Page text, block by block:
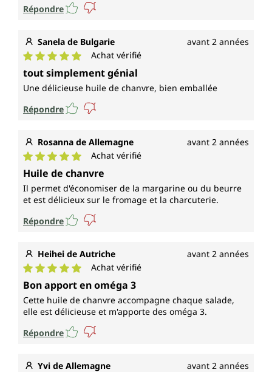
Répondre
Sanela de Bulgarie avant 2 années
Note moyenne de 5 sur 5 étoiles
Achat vérifié
tout simplement génial
Une délicieuse huile de chanvre, bien emballée
Répondre
Rosanna de Allemagne avant 2 années
Note moyenne de 5 sur 5 étoiles
Achat vérifié
Huile de chanvre
Il permet d'économiser de la margarine ou du beurre
et est délicieux sur le fromage et la charcuterie.
Répondre
Heihei de Autriche avant 2 années
Note moyenne de 5 sur 5 étoiles
Achat vérifié
Bon apport en oméga 3
Cette huile de chanvre accompagne chaque salade,
elle est délicieuse et m'apporte des oméga 3.
Répondre
Yvi de Allemagne avant 2 années